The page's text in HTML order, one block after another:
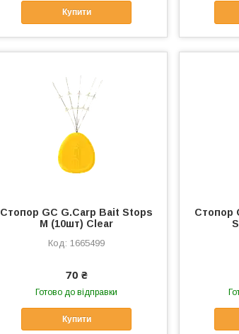
Купити
Стопор GC G.Carp Bait Stops
М (10шт) Clear
1665499
70 ₴
Готово до відправки
Купити
Стопор